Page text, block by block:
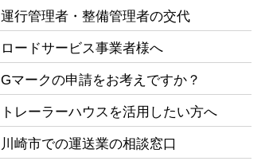
運行管理者・整備管理者の交代
ロードサービス事業者様へ
Gマークの申請をお考えですか？
トレーラーハウスを活用したい方へ
川崎市での運送業の相談窓口